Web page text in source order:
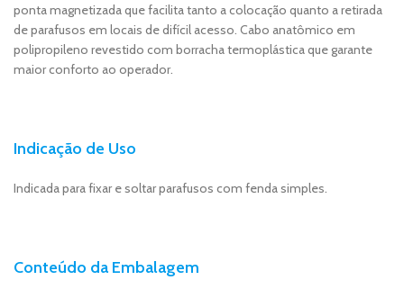
ponta magnetizada que facilita tanto a colocação quanto a retirada
de parafusos em locais de difícil acesso. Cabo anatômico em
polipropileno revestido com borracha termoplástica que garante
maior conforto ao operador.
Indicação de Uso
Indicada para fixar e soltar parafusos com fenda simples.
Conteúdo da Embalagem